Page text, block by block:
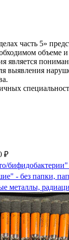
часть 5»
объеме
является
выявления
₽
- без папки,
металлы,